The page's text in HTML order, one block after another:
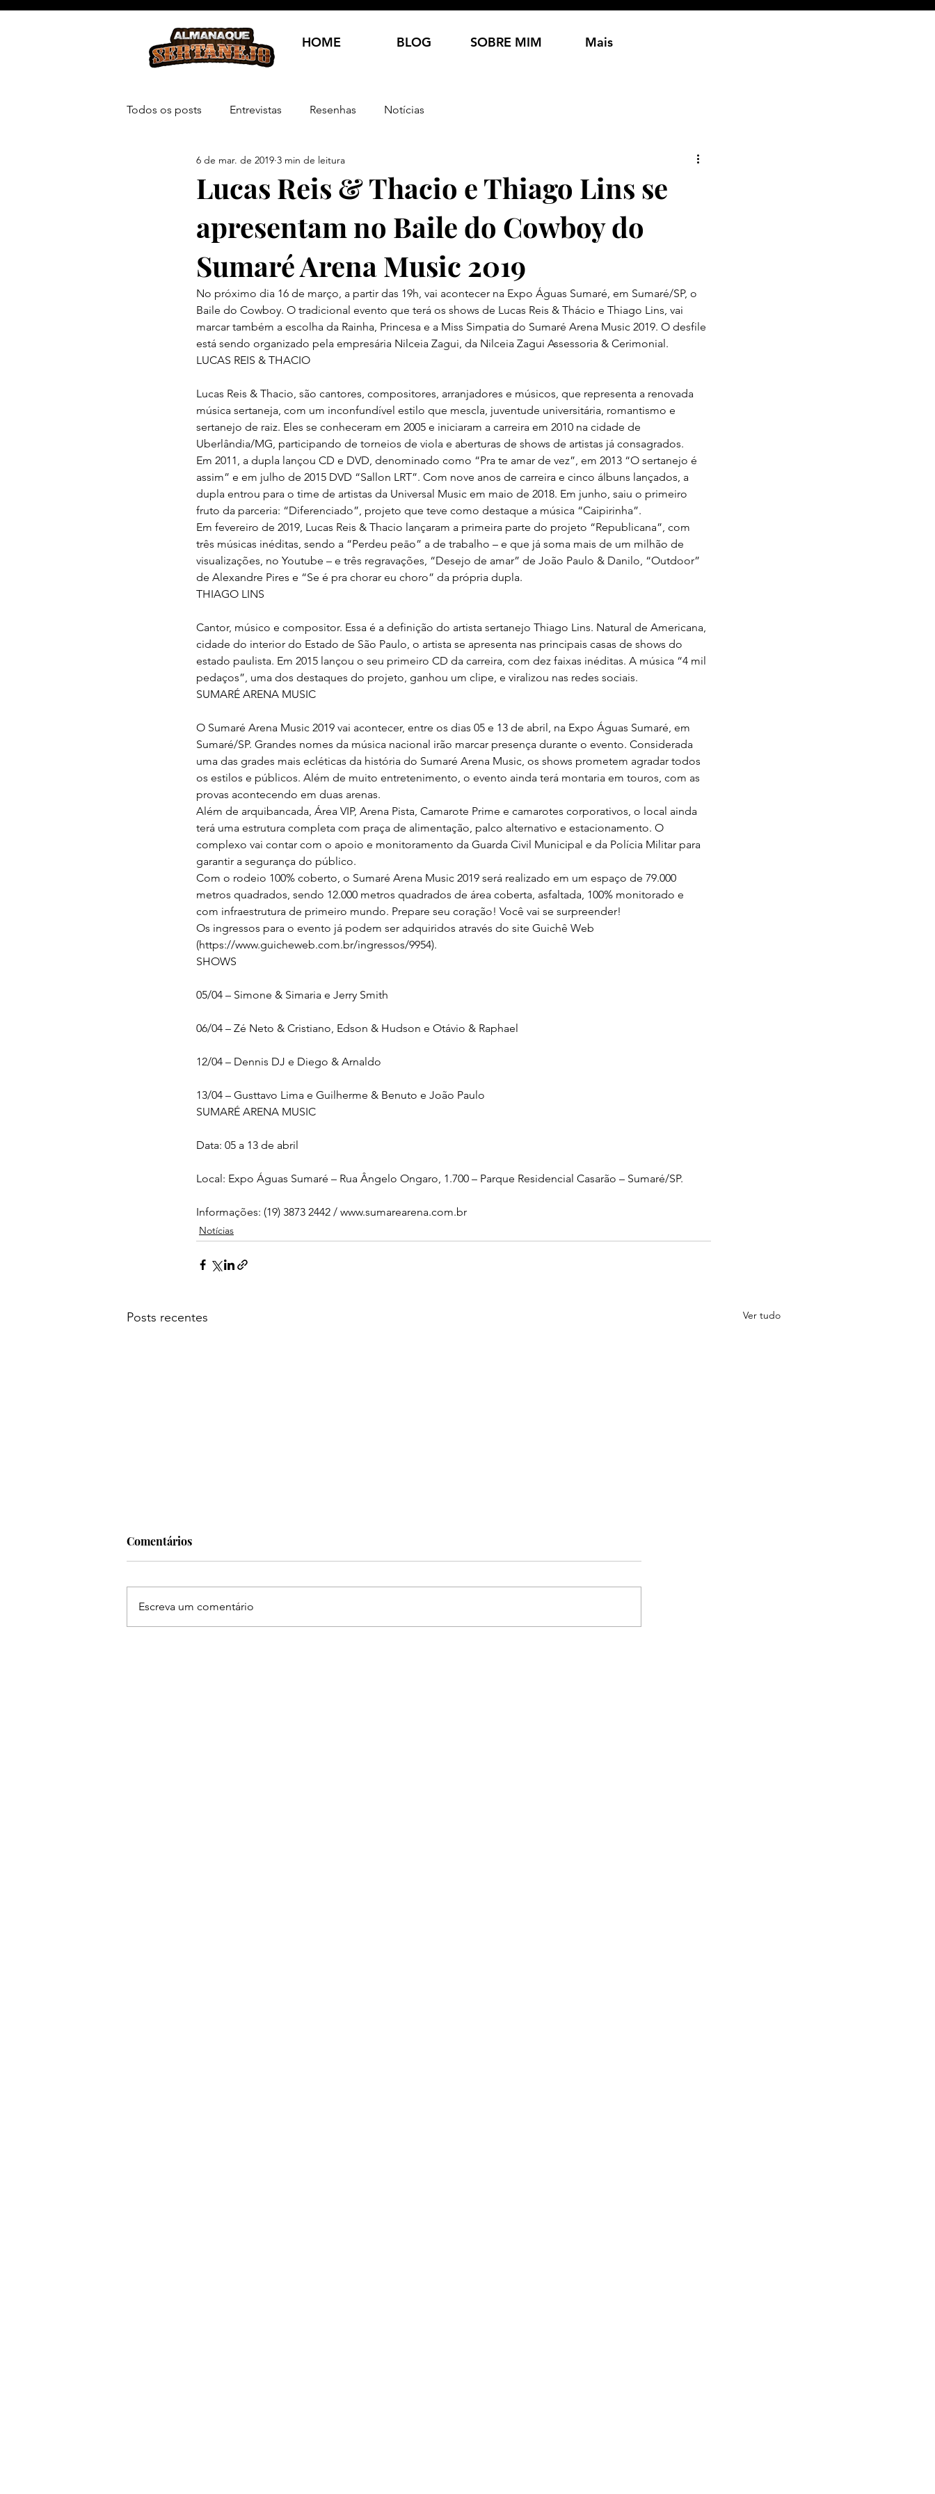
HOME BLOG SOBRE MIM Mais
Todos os posts Entrevistas Resenhas Notícias
Lucas Reis & Thacio e Thiago Lins se
apresentam no Baile do Cowboy do
Sumaré Arena Music 2019
6 de mar. de 2019 3 min de leitura
No próximo dia 16 de março, a partir das 19h, vai acontecer na Expo Águas Sumaré, em Sumaré/SP, o
Baile do Cowboy. O tradicional evento que terá os shows de Lucas Reis & Thácio e Thiago Lins, vai
marcar também a escolha da Rainha, Princesa e a Miss Simpatia do Sumaré Arena Music 2019. O desfile
está sendo organizado pela empresária Nilceia Zagui, da Nilceia Zagui Assessoria & Cerimonial.
LUCAS REIS & THACIO
Lucas Reis & Thacio, são cantores, compositores, arranjadores e músicos, que representa a renovada
música sertaneja, com um inconfundível estilo que mescla, juventude universitária, romantismo e
sertanejo de raiz. Eles se conheceram em 2005 e iniciaram a carreira em 2010 na cidade de
Uberlândia/MG, participando de torneios de viola e aberturas de shows de artistas já consagrados.
Em 2011, a dupla lançou CD e DVD, denominado como “Pra te amar de vez”, em 2013 “O sertanejo é
assim” e em julho de 2015 DVD “Sallon LRT”. Com nove anos de carreira e cinco álbuns lançados, a
dupla entrou para o time de artistas da Universal Music em maio de 2018. Em junho, saiu o primeiro
fruto da parceria: “Diferenciado”, projeto que teve como destaque a música “Caipirinha”.
Em fevereiro de 2019, Lucas Reis & Thacio lançaram a primeira parte do projeto “Republicana”, com
três músicas inéditas, sendo a “Perdeu peāo” a de trabalho – e que já soma mais de um milhão de
visualizações, no Youtube – e três regravações, “Desejo de amar” de João Paulo & Danilo, “Outdoor”
de Alexandre Pires e “Se é pra chorar eu choro” da própria dupla.
THIAGO LINS
Cantor, músico e compositor. Essa é a definição do artista sertanejo Thiago Lins. Natural de Americana,
cidade do interior do Estado de São Paulo, o artista se apresenta nas principais casas de shows do
estado paulista. Em 2015 lançou o seu primeiro CD da carreira, com dez faixas inéditas. A música “4 mil
pedaços”, uma dos destaques do projeto, ganhou um clipe, e viralizou nas redes sociais.
SUMARÉ ARENA MUSIC
O Sumaré Arena Music 2019 vai acontecer, entre os dias 05 e 13 de abril, na Expo Águas Sumaré, em
Sumaré/SP. Grandes nomes da música nacional irão marcar presença durante o evento. Considerada
uma das grades mais ecléticas da história do Sumaré Arena Music, os shows prometem agradar todos
os estilos e públicos. Além de muito entretenimento, o evento ainda terá montaria em touros, com as
provas acontecendo em duas arenas.
Além de arquibancada, Área VIP, Arena Pista, Camarote Prime e camarotes corporativos, o local ainda
terá uma estrutura completa com praça de alimentação, palco alternativo e estacionamento. O
complexo vai contar com o apoio e monitoramento da Guarda Civil Municipal e da Polícia Militar para
garantir a segurança do público.
Com o rodeio 100% coberto, o Sumaré Arena Music 2019 será realizado em um espaço de 79.000
metros quadrados, sendo 12.000 metros quadrados de área coberta, asfaltada, 100% monitorado e
com infraestrutura de primeiro mundo. Prepare seu coração! Você vai se surpreender!
Os ingressos para o evento já podem ser adquiridos através do site Guichê Web
(https://www.guicheweb.com.br/ingressos/9954).
SHOWS
05/04 – Simone & Simaria e Jerry Smith
06/04 – Zé Neto & Cristiano, Edson & Hudson e Otávio & Raphael
12/04 – Dennis DJ e Diego & Arnaldo
13/04 – Gusttavo Lima e Guilherme & Benuto e João Paulo
SUMARÉ ARENA MUSIC
Data: 05 a 13 de abril
Local: Expo Águas Sumaré – Rua Ângelo Ongaro, 1.700 – Parque Residencial Casarão – Sumaré/SP.
Informações: (19) 3873 2442 / www.sumarearena.com.br
Notícias
Posts recentes Ver tudo
Comentários
Escreva um comentário